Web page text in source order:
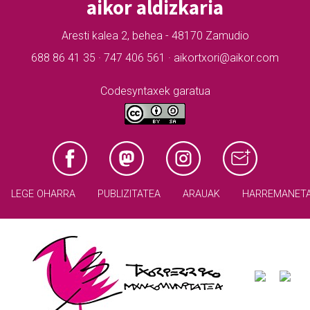
aikor aldizkaria
Aresti kalea 2, behea - 48170 Zamudio
688 86 41 35 · 747 406 561 · aikortxori@aikor.com
Codesyntaxek garatua
LEGE OHARRA PUBLIZITATEA ARAUAK